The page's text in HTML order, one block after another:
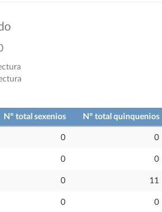
Nº total sexenios Nº total quinquenios
0 0
0 0
0 11
0 0